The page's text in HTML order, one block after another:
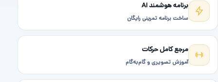
برنامه هوشمند AI
ساخت برنامه تمرینی رایگان
مرجع کامل حرکات
آموزش تصویری و گام‌به‌گام